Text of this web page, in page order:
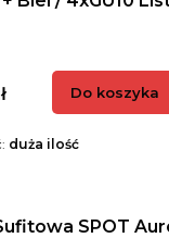
Do koszyka
duża ilość
SPOT